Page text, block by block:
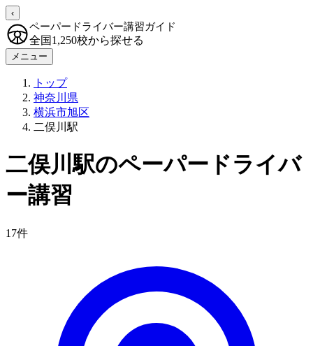
‹
ペーパードライバー講習ガイド
全国1,250校から探せる
メニュー
トップ
神奈川県
横浜市旭区
二俣川駅
二俣川駅のペーパードライバ
ー講習
17件